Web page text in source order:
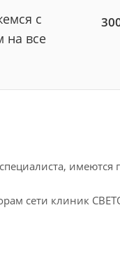
с
на все
имеются
сети клиник